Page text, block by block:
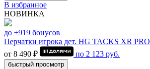
В избранное
НОВИНКА
до +919 бонусов
Перчатки игрока дет. HG TACKS XR PRO
от 8 490 ₽
по 2 123 руб.
быстрый просмотр